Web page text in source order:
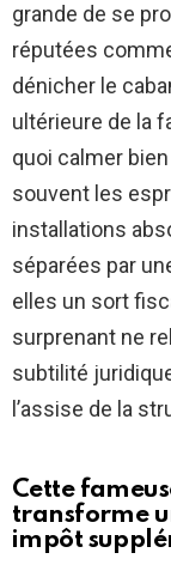
grande de se
réputées
dénicher le
ultérieure de la
quoi calmer
souvent les
installations
séparées par
elles un sort
surprenant ne
subtilité
l’assise de la
Cette
transforme
impôt